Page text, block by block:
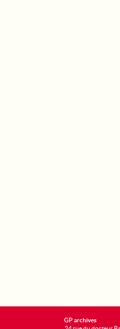
GP archives